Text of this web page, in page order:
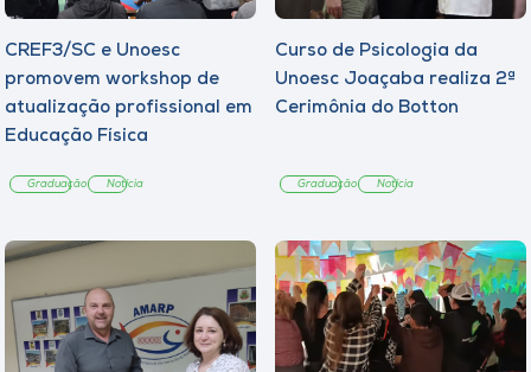
CREF3/SC e Unoesc
promovem workshop de
atualização profissional em
Educação Física
Graduação Notícia
Curso de Psicologia da
Unoesc Joaçaba realiza 2ª
Cerimônia do Botton
Graduação Notícia